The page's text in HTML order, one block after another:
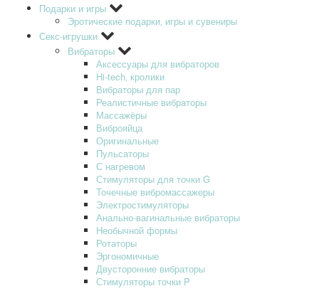
Подарки и игры
Эротические подарки‚ игры и сувениры
Секс-игрушки
Вибраторы
Аксессуары для вибраторов
Hi-tech‚ кролики
Вибраторы для пар
Реалистичные вибраторы
Массажёры
Виброяйца
Оригинальные
Пульсаторы
С нагревом
Стимуляторы для точки G
Точечные вибромассажеры
Электростимуляторы
Анально-вагинальные вибраторы
Необычной формы
Ротаторы
Эргономичные
Двусторонние вибраторы
Стимуляторы точки P